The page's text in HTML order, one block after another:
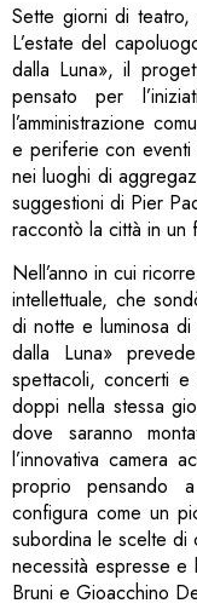
Sette giorni di teatro,
L’estate del
dalla Luna», il
pensato per
l’amministrazione
e periferie con
nei luoghi di
suggestioni di Pier
raccontò la città in un
Nell’anno in cui
intellettuale, che
di notte e luminosa
dalla Luna»
spettacoli, concerti e
doppi nella stessa
dove saranno
l’innovativa camera
proprio pensando
configura come un
subordina le scelte di
necessità espresse e
Bruni e Gioacchino